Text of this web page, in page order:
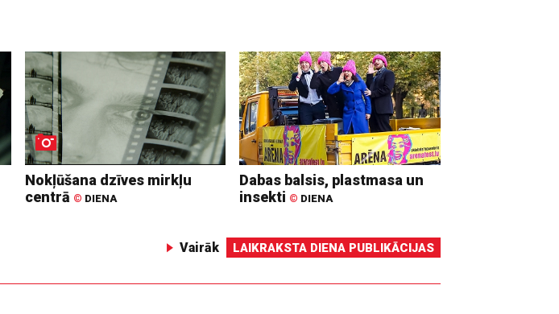
Nokļūšana dzīves mirkļu
centrā © DIENA
Dabas balsis, plastmasa un
insekti © DIENA
Vairāk LAIKRAKSTA DIENA PUBLIKĀCIJAS